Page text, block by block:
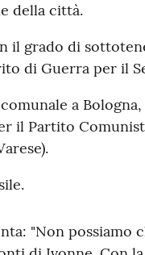
della città.
il grado di
di Guerra per il
a
il Partito
"Non possiamo